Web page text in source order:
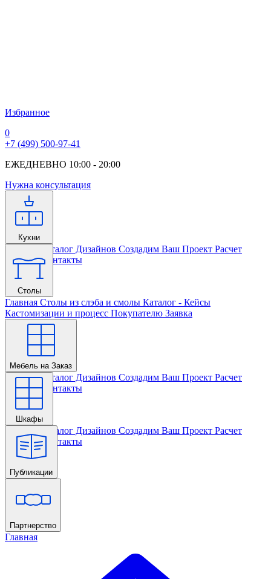
Избранное
0
+7 (499) 500-97-41
ЕЖЕДНЕВНО 10:00 - 20:00
Нужна консультация
Кухни
Главная Каталог Дизайнов Создадим Ваш Проект Расчет
Проекта Контакты
Столы
Главная Столы из слэба и смолы Каталог - Кейсы
Кастомизации и процесс Покупателю Заявка
Мебель на Заказ
Главная Каталог Дизайнов Создадим Ваш Проект Расчет
Проекта
Контакты
Шкафы
Главная Каталог Дизайнов Создадим Ваш Проект Расчет
Проекта Контакты
Публикации
Главная
Партнерство
Главная